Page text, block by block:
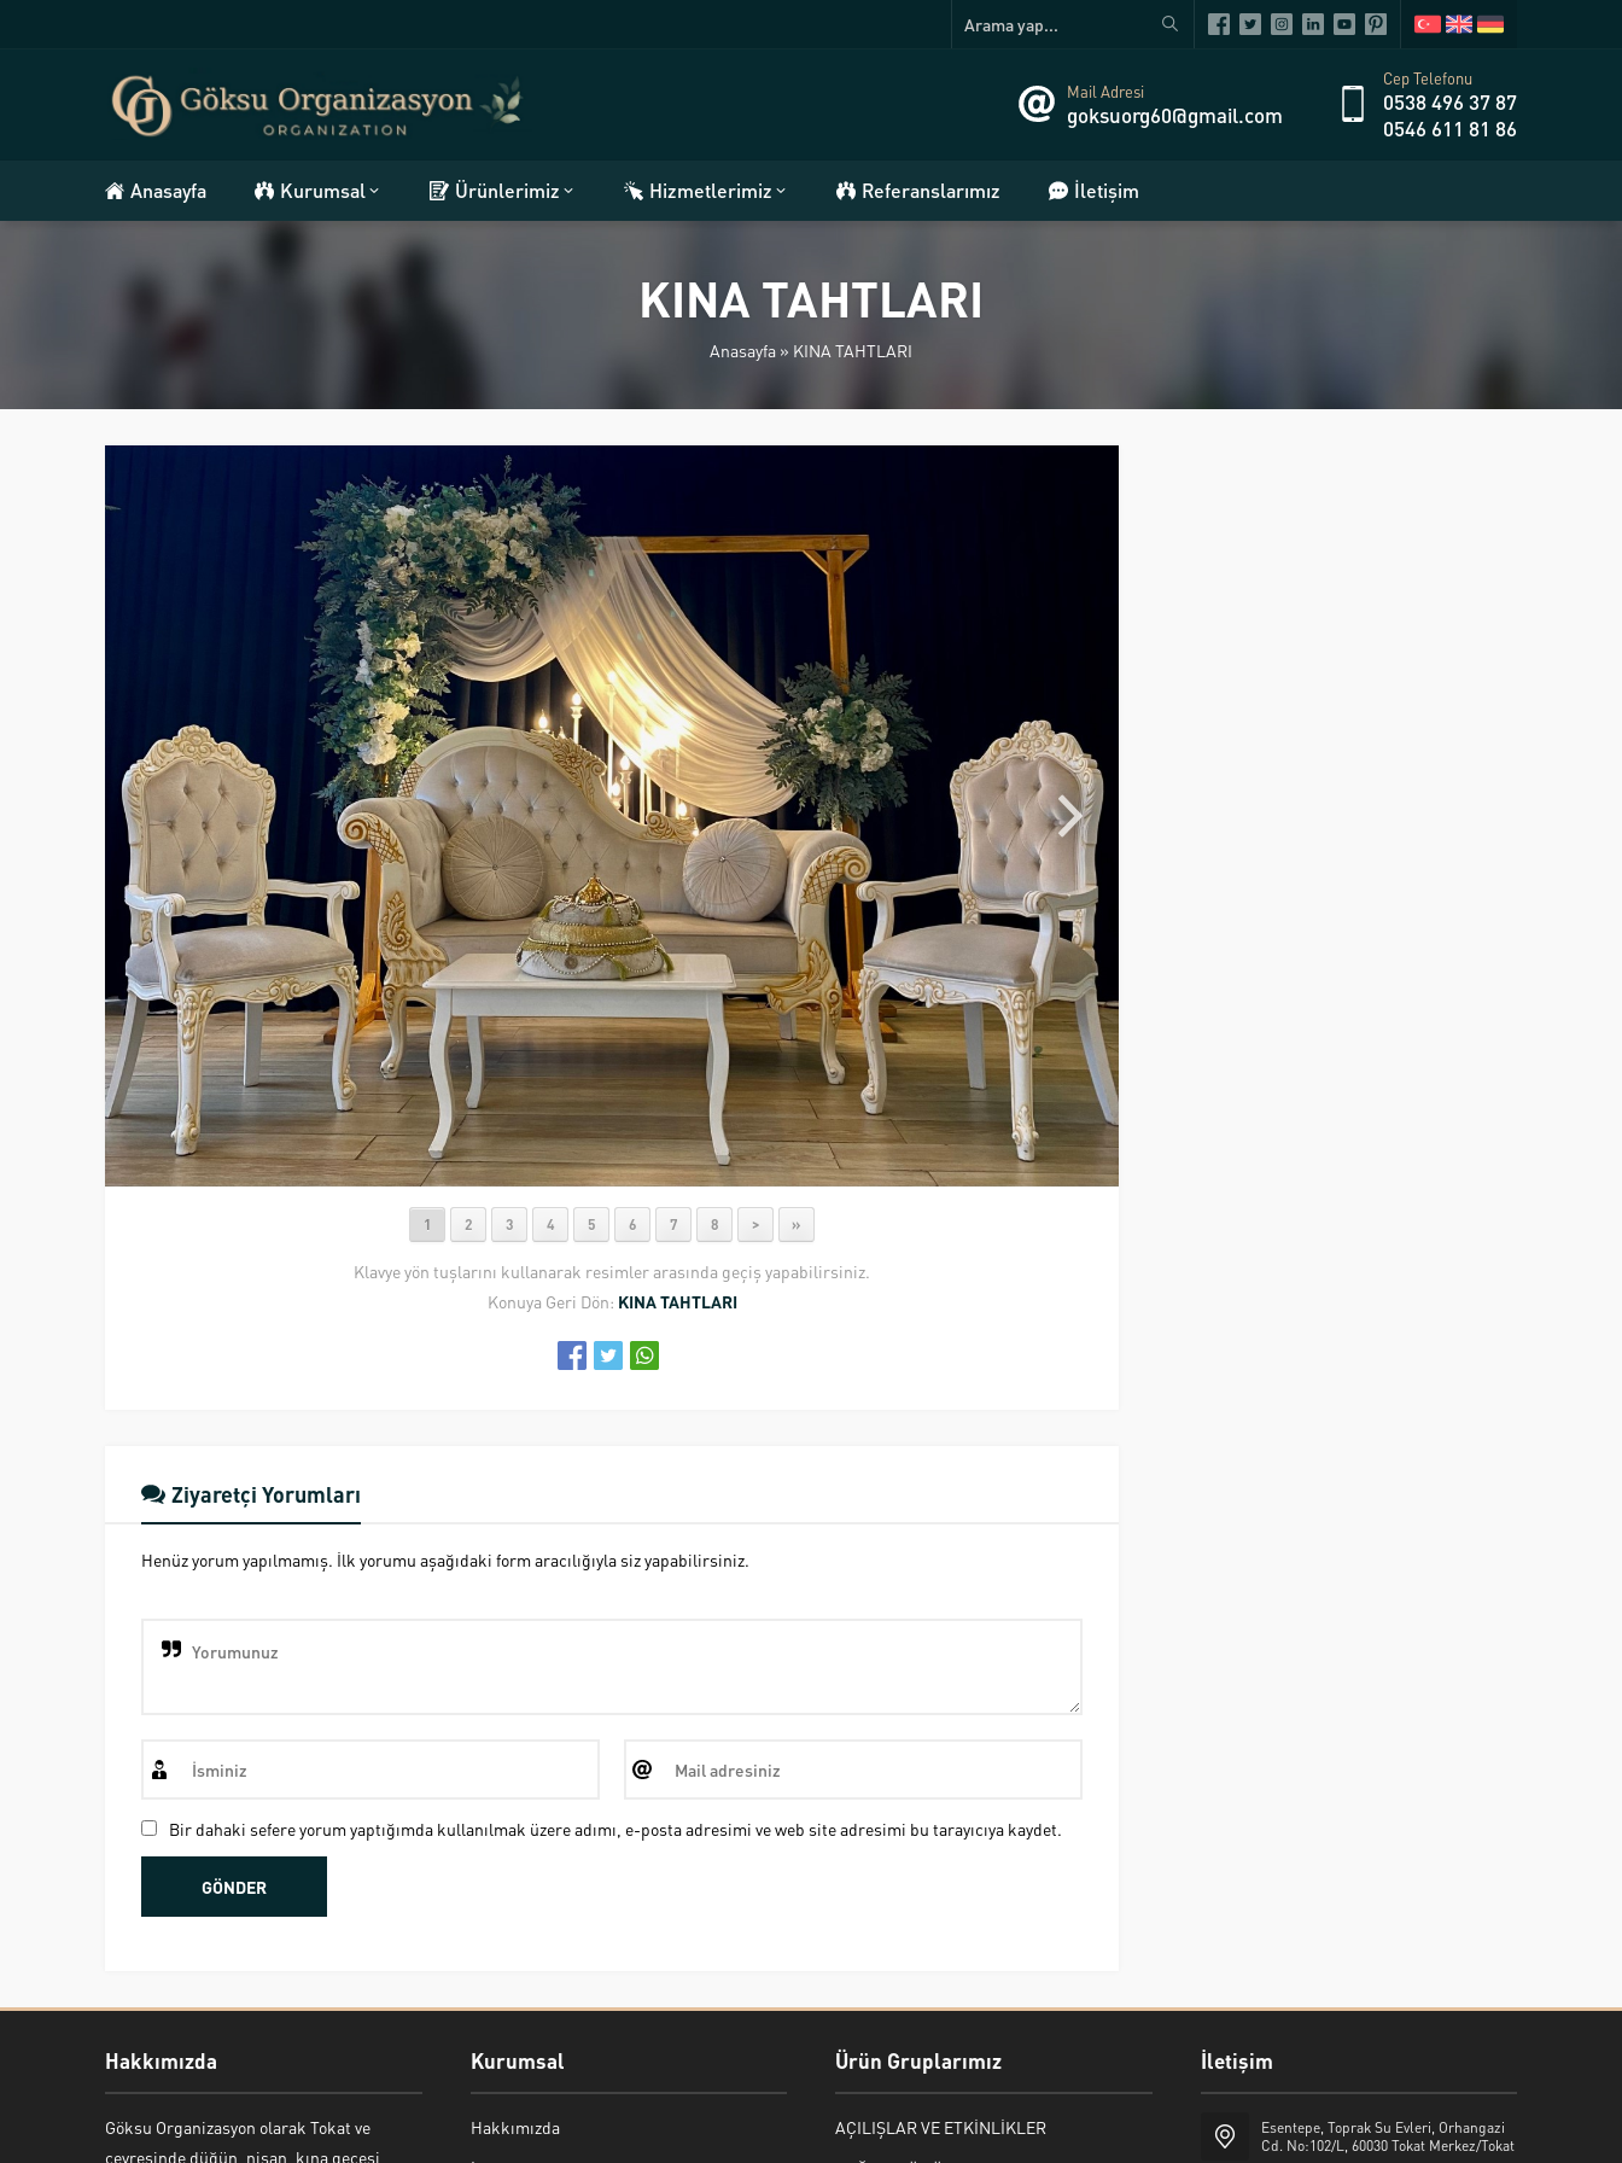
Mail Adresi
goksuorg60@gmail.com
Cep Telefonu
0538 496 37 87
0546 611 81 86
Anasayfa Kurumsal Ürünlerimiz Hizmetlerimiz Referanslarımız İletişim
KINA TAHTLARI
Anasayfa » KINA TAHTLARI
1 2 3 4 5 6 7 8 > »
Klavye yön tuşlarını kullanarak resimler arasında geçiş yapabilirsiniz.
Konuya Geri Dön: KINA TAHTLARI
Ziyaretçi Yorumları
Henüz yorum yapılmamış. İlk yorumu aşağıdaki form aracılığıyla siz yapabilirsiniz.
Bir dahaki sefere yorum yaptığımda kullanılmak üzere adımı, e-posta adresimi ve web site adresimi bu tarayıcıya kaydet.
Hakkımızda
Göksu Organizasyon olarak Tokat ve
çevresinde düğün, nişan, kına gecesi,
Kurumsal
Hakkımızda
Ürün Gruplarımız
AÇILIŞLAR VE ETKİNLİKLER
İletişim
Esentepe, Toprak Su Evleri, Orhangazi
Cd. No:102/L, 60030 Tokat Merkez/Tokat
Bekir Kiper